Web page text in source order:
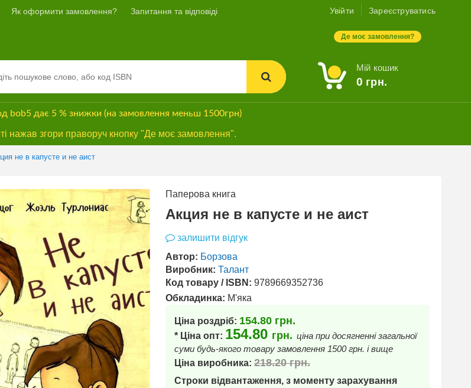
Як оформити замовлення? Запитання та відповіді Увійти Зареєструватись
Де моє замовлення?
Мій кошик
0 грн.
bob5 дає 5 % знижки (на замовлення меньш 1500грн)
нажав згори праворуч кнопку "Де моє замовлення".
не в капусте и не аист
Паперова книга
Акция не в капусте и не аист
залишити відгук
Автор: Борзова
Виробник: Талант
Код товару / ISBN: 9789669352736
Обкладинка: М'яка
Ціна роздріб: 154.80 грн.
* Ціна опт: 154.80 грн. ціна при досягненні загальної
суми будь-якого товару замовлення 1500 грн. і вище
Ціна виробника: 218.20грн.
Строки відвантаження, з моменту зарахування